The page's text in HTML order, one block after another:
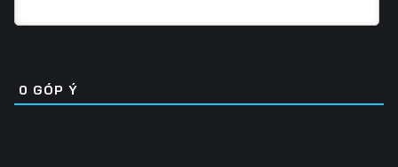
31 32 33
37 38 39
0 GÓP Ý